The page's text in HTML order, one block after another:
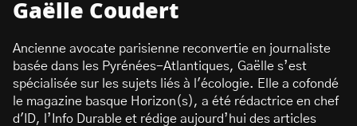
Gaëlle Coudert
Ancienne avocate parisienne reconvertie en journaliste
basée dans les Pyrénées-Atlantiques, Gaëlle s’est
spécialisée sur les sujets liés à l'écologie. Elle a cofondé
le magazine basque Horizon(s), a été rédactrice en chef
d'ID, l’Info Durable et rédige aujourd’hui des articles